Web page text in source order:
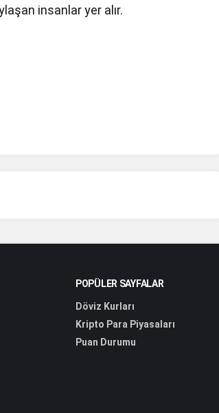
insanlar yer alır.
POPÜLER SAYFALAR
Döviz Kurları
Kripto Para Piyasaları
Puan Durumu